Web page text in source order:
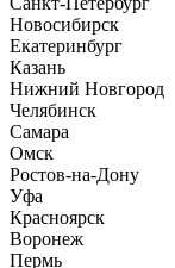
Новосибирск
Екатеринбург
Казань
Нижний Новгород
Челябинск
Самара
Омск
Ростов-на-Дону
Уфа
Красноярск
Воронеж
Пермь